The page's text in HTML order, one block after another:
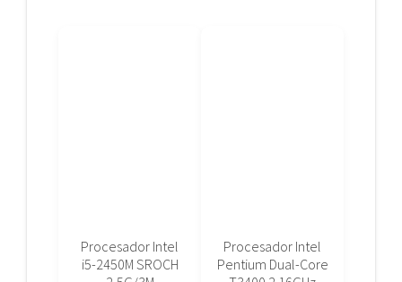
Procesador Intel
i5-2450M SROCH
Procesador Intel
Pentium Dual-Core